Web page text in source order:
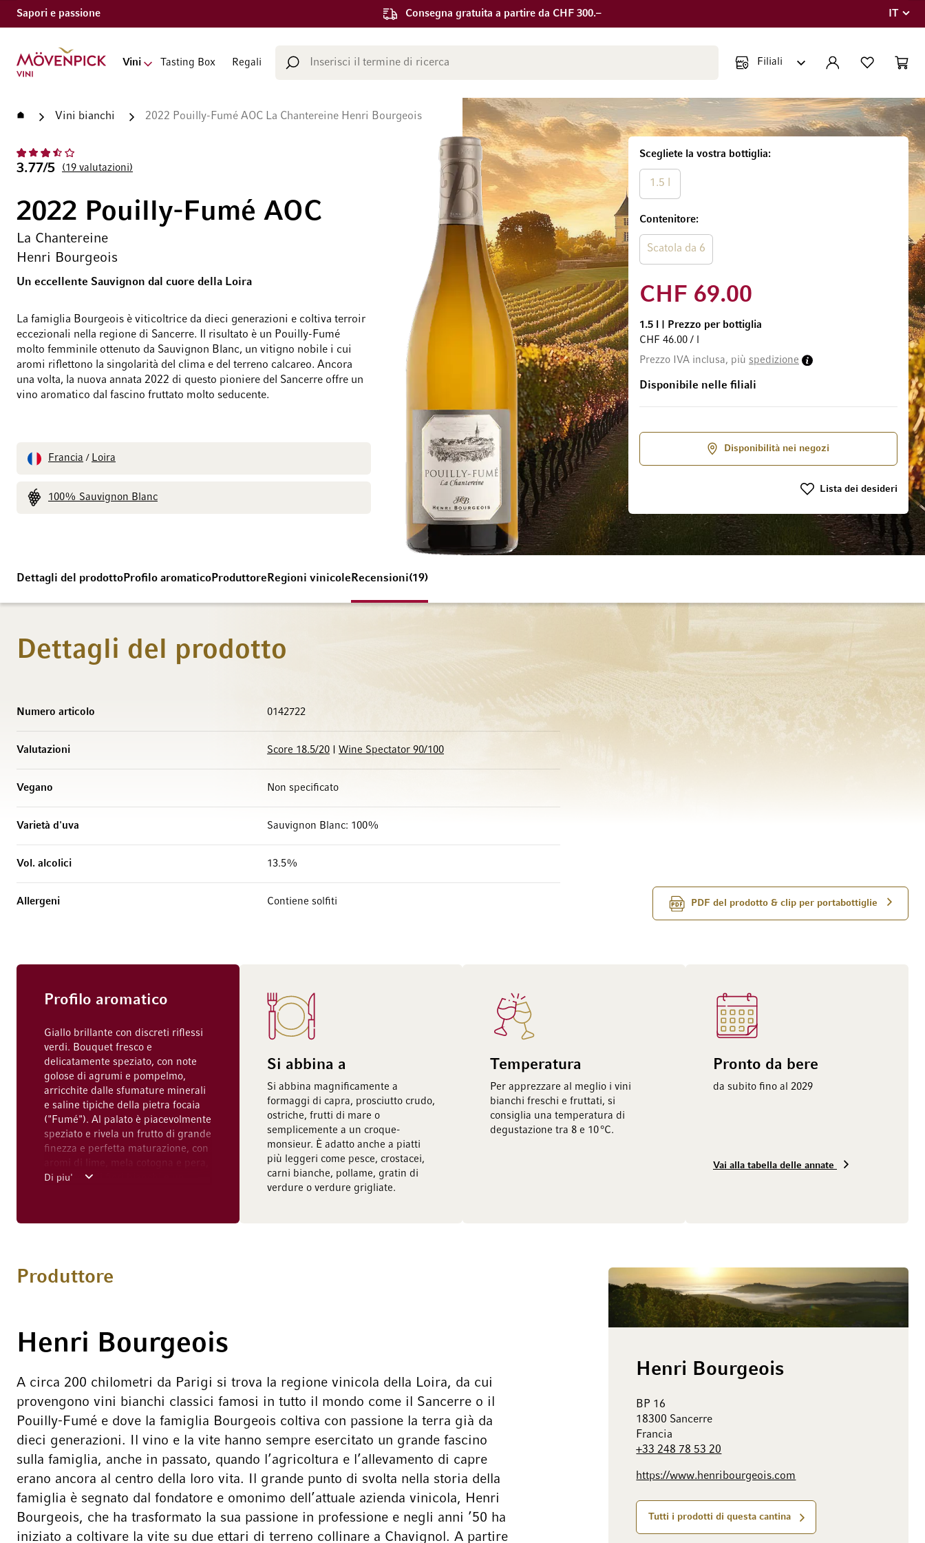
Sapori e passione Consegna gratuita a partire da CHF 300.–
Lingua
IT
Vai alla Home Page
Vini Tasting Box Regali
Cerca ACCOUNT LISTA DEI CART
Home Vini bianchi 2022 Pouilly-Fumé AOC La Chantereine Henri Bourgeois
3.77/5 19 valutazioni
2022 Pouilly-Fumé AOC
La Chantereine
Henri Bourgeois
Un eccellente Sauvignon dal cuore della Loira
La famiglia Bourgeois è viticoltrice da dieci generazioni e coltiva terroir
eccezionali nella regione di Sancerre. Il risultato è un Pouilly-Fumé
molto femminile ottenuto da Sauvignon Blanc, un vitigno nobile i cui
aromi riflettono la singolarità del clima e del terreno calcareo. Ancora
una volta, la nuova annata 2022 di questo pioniere del Sancerre offre un
vino aromatico dal fascino fruttato molto seducente.
Francia / Loira
100% Sauvignon Blanc
Scegliete la vostra bottiglia
1.5 l
Contenitore
Scatola da 6
CHF 69.00
1.5 l
Prezzo per bottiglia
CHF 46.00 / l
Prezzo IVA inclusa, più spedizione
Disponibile nelle filiali
Disponibilità nei negozi
Lista dei desideri
Vai alla fine della galleria di immaginiVai all'inizio della galleria di immagini
Dettagli del prodottoProfilo aromaticoProduttore Regioni vinicole Recensioni 19
Dettagli del prodotto
PDF del prodotto & clip per portabottiglie
Numero articolo 0142722
Valutazioni Score 18.5/20 Wine Spectator 90/100
Vegano Non specificato
Varietà d'uva Sauvignon Blanc: 100%
Vol. alcolici 13.5%
Allergeni Contiene solfiti
Profilo aromatico
Giallo brillante con discreti riflessi
verdi. Bouquet fresco e
delicatamente speziato, con note
golose di agrumi e pompelmo,
arricchite dalle sfumature minerali
e saline tipiche della pietra focaia
("Fumé"). Al palato è piacevolmente
speziato e rivela un frutto di grande
finezza e perfetta maturazione, con
aromi di lime, mela cotogna e pera,
con tocchi di fiori bianchi e un
al lungo finale.
Di piu'
Si abbina a
Si abbina magnificamente a
formaggi di capra, prosciutto crudo,
ostriche, frutti di mare o
semplicemente a un croque-
monsieur. È adatto anche a piatti
più leggeri come pesce, crostacei,
carni bianche, pollame, gratin di
verdure o verdure grigliate.
Temperatura
Per apprezzare al meglio i vini
bianchi freschi e fruttati, si
consiglia una temperatura di
degustazione tra 8 e 10 °C.
Pronto da bere
da subito fino al 2029
Vai alla tabella delle annate
Henri Bourgeois
BP 16
18300 Sancerre
Francia
+33 248 78 53 20
https://www.henribourgeois.com
Tutti i prodotti di questa cantina
Produttore
Henri Bourgeois
A circa 200 chilometri da Parigi si trova la regione vinicola della Loira, da cui
provengono vini bianchi classici famosi in tutto il mondo come il Sancerre o il
Pouilly-Fumé e dove la famiglia Bourgeois coltiva con passione la terra già da
dieci generazioni. Il vino e la vite hanno sempre esercitato un grande fascino
sulla famiglia, anche in passato, quando l’agricoltura e l’allevamento di capre
erano ancora al centro della loro vita. Il grande punto di svolta nella storia della
famiglia è segnato dal fondatore e omonimo dell’attuale azienda vinicola, Henri
Bourgeois, che ha trasformato la sua passione in professione e negli anni ’50 ha
iniziato a coltivare la vite su due ettari di terreno collinare a Chavignol. A partire